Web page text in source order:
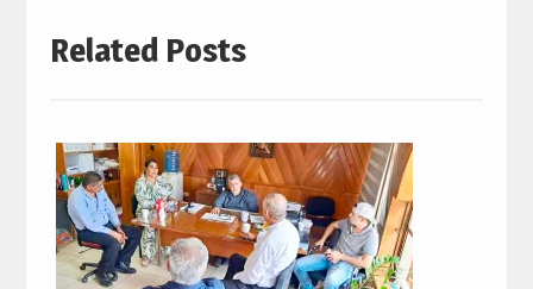
Related Posts